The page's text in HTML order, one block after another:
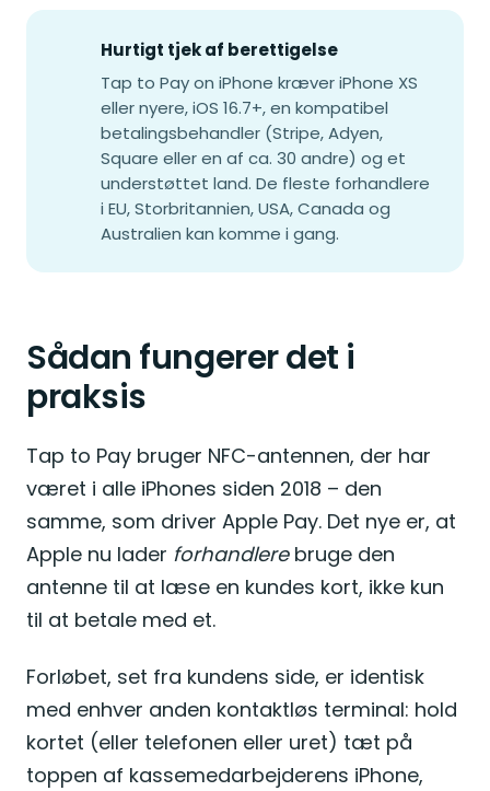
Hurtigt tjek af berettigelse
Tap to Pay on iPhone kræver iPhone XS
eller nyere, iOS 16.7+, en kompatibel
betalingsbehandler (Stripe, Adyen,
Square eller en af ca. 30 andre) og et
understøttet land. De fleste forhandlere
i EU, Storbritannien, USA, Canada og
Australien kan komme i gang.
Sådan fungerer det i
praksis
Tap to Pay bruger NFC-antennen, der har
været i alle iPhones siden 2018 – den
samme, som driver Apple Pay. Det nye er, at
Apple nu lader forhandlerebruge den
antenne til at læse en kundes kort, ikke kun
til at betale med et.
Forløbet, set fra kundens side, er identisk
med enhver anden kontaktløs terminal: hold
kortet (eller telefonen eller uret) tæt på
toppen af kassemedarbejderens iPhone,